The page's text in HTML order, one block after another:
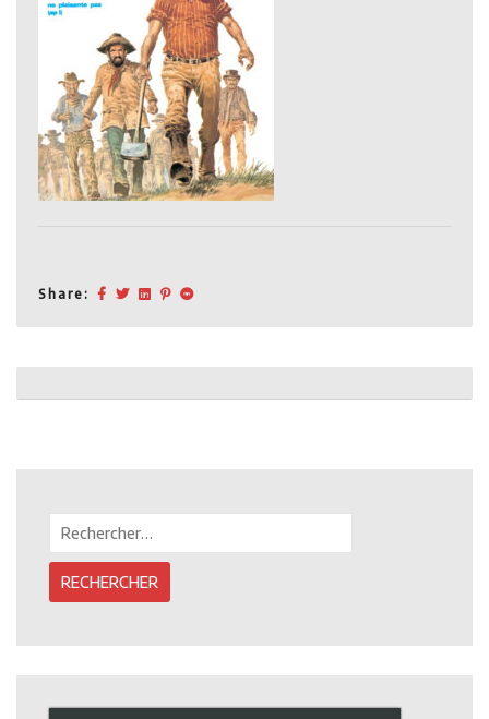
Share:
Post